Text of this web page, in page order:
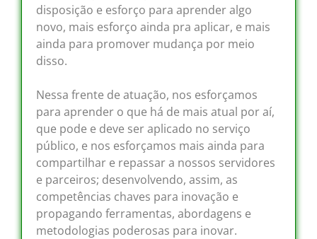
disposição e esforço para aprender algo
novo, mais esforço ainda pra aplicar, e mais
ainda para promover mudança por meio
disso.
Nessa frente de atuação, nos esforçamos
para aprender o que há de mais atual por aí,
que pode e deve ser aplicado no serviço
público, e nos esforçamos mais ainda para
compartilhar e repassar a nossos servidores
e parceiros; desenvolvendo, assim, as
competências chaves para inovação e
propagando ferramentas, abordagens e
metodologias poderosas para inovar.